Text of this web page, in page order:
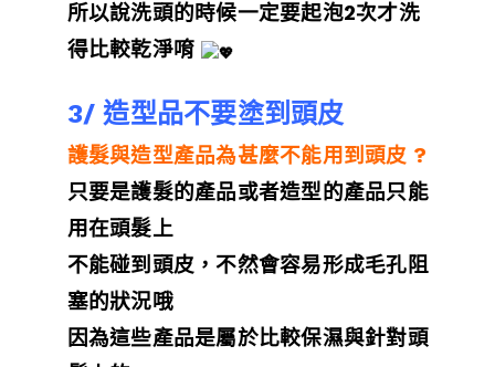
所以說洗頭的時候一定要起泡2次才洗
得比較乾淨唷
3/ 造型品不要塗到頭皮
護髮與造型產品為甚麼不能用到頭皮 ?
只要是護髮的產品或者造型的產品只能
用在頭髮上
不能碰到頭皮，不然會容易形成毛孔阻
塞的狀況哦
因為這些產品是屬於比較保濕與針對頭